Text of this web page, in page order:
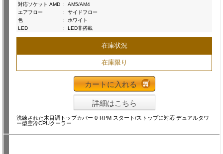
対応ソケット AMD :
AM5/AM4
エアフロー
:
サイドフロー
色
:
ホワイト
LED
: LED非搭載
在庫状況
在庫限り
カートに入れる
詳細はこちら
洗練された木目調トップカバー 0-RPM スタート/ストップに対応 デュアルタワ
ー型空冷CPUクーラー